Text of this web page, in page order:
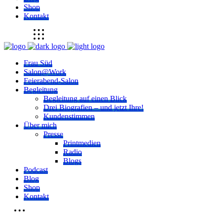
Shop
Kontakt
Frau Süd
Salon@Work
Feierabend-Salon
Begleitung
Begleitung auf einen Blick
Drei Biografien – und jetzt Ihre!
Kundenstimmen
Über mich
Presse
Printmedien
Radio
Blogs
Podcast
Blog
Shop
Kontakt